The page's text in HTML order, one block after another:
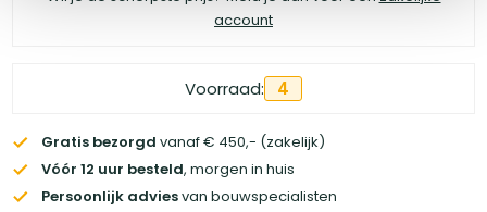
account
Voorraad: 4
Gratis bezorgd vanaf € 450,- (zakelijk)
Vóór 12 uur besteld, morgen in huis
Persoonlijk adviesvan bouwspecialisten